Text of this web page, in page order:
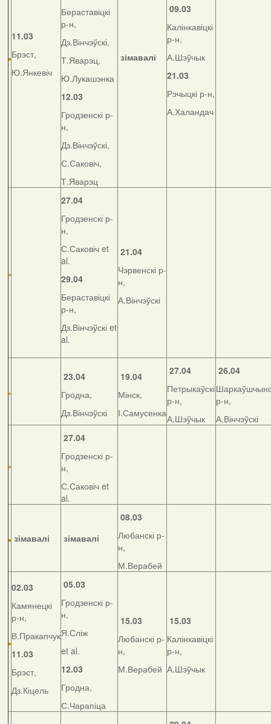
11.03
Брэст,
Ю.Янкевіч
Бераставіцкі
р-н,
Дз.Вінчэўскі,
Т.Яварэц,
Ю.Лукашэнка
12.03
Гродзенскі р-
н,
Дз.Вінчэўскі,
С.Саковіч,
Т.Яварэц
зімавалі
09.03
Калінкавіцкі
р-н,
А.Шэўчык
21.03
Рэчыцкі р-н,
А.Халандач
27.04
Гродзенскі р-
н,
С.Саковіч et
al.
29.04
Бераставіцкі
р-н,
Дз.Вінчэўскі et
al.
21.04
Чэрвенскі р-
н,
А.Вінчэўскі
23.04
Гродна,
Дз.Вінчэўскі
19.04
Мінск,
І.Самусенка
27.04
Петрыкаўскі
р-н,
А.Шэўчык
26.04
р-н,
А.Вінчэўскі
27.04
Гродзенскі р-
н,
С.Саковіч et
al.
зімавалі зімавалі
08.03
Любанскі р-
н,
М.Верабей
02.03
Камянецкі
р-н,
В.Пракапчук
11.03
Брэст,
Дз.Кіцель
05.03
Гродзенскі р-
н,
Я.Сліж
et al.
12.03
Гродна,
С.Чарапіца
15.03
Любанскі р-
н,
М.Верабей
15.03
Калінкавіцкі
р-н,
А.Шэўчык